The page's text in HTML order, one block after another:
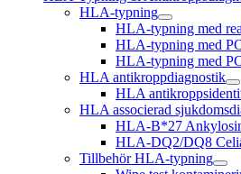
HLA-typning
HLA-typning med
HLA-typning med
HLA-typning med
HLA antikroppdiagnostik
HLA
HLA associerad
HLA-B*27
HLA-DQ2/DQ8
Tillbehör HLA-typning